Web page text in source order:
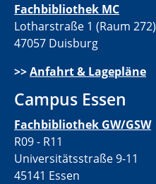
Fachbibliothek MC
Lotharstraße 1 (Raum 272)
47057 Duisburg
>>Anfahrt & Lagepläne
Campus Essen
Fachbibliothek GW/GSW
R09 - R11
Universitätsstraße 9-11
45141 Essen